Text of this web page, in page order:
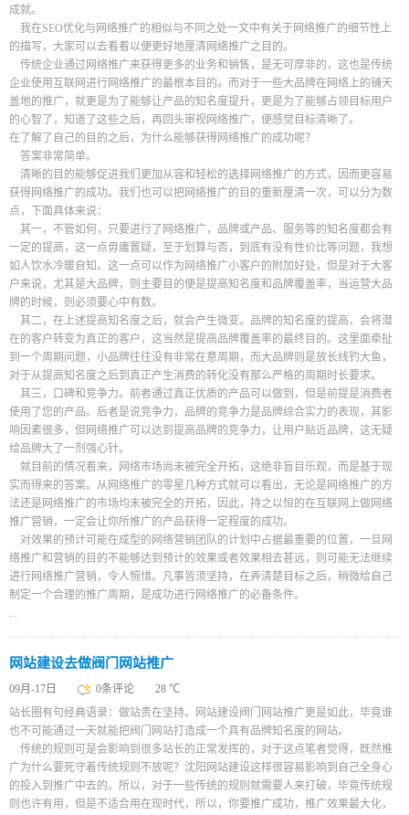
成就。
我在SEO优化与网络推广的相似与不同之处一文中有关于网络推广的细节性上
的描写，大家可以去看看以便更好地厘清网络推广之目的。
传统企业通过网络推广来获得更多的业务和销售，是无可厚非的，这也是传统
企业使用互联网进行网络推广的最根本目的。而对于一些大品牌在网络上的铺天
盖地的推广，就更是为了能够让产品的知名度提升，更是为了能够占领目标用户
的心智了，知道了这些之后，再回头审视网络推广，便感觉目标清晰了。
在了解了自己的目的之后，为什么能够获得网络推广的成功呢？
答案非常简单。
清晰的目的能够促进我们更加从容和轻松的选择网络推广的方式，因而更容易
获得网络推广的成功。我们也可以把网络推广的目的重新厘清一次，可以分为数
点，下面具体来说：
其一，不管如何，只要进行了网络推广，品牌或产品、服务等的知名度都会有
一定的提高，这一点毋庸置疑，至于划算与否，到底有没有性价比等问题，我想
如人饮水冷暖自知。这一点可以作为网络推广小客户的附加好处，但是对于大客
户来说，尤其是大品牌，则主要目的便是提高知名度和品牌覆盖率，当运营大品
牌的时候，则必须要心中有数。
其二，在上述提高知名度之后，就会产生微变。品牌的知名度的提高，会将潜
在的客户转变为真正的客户，这当然是提高品牌覆盖率的最终目的。这里面牵扯
到一个周期问题，小品牌往往没有非常在意周期，而大品牌则是放长线钓大鱼，
对于从提高知名度之后到真正产生消费的转化没有那么严格的周期时长要求。
其三，口碑和竞争力。前者通过真正优质的产品可以做到，但是前提是消费者
使用了您的产品。后者是说竞争力，品牌的竞争力是品牌综合实力的表现，其影
响因素很多，但网络推广可以达到提高品牌的竞争力，让用户贴近品牌，这无疑
给品牌大了一剂强心针。
就目前的情况看来，网络市场尚未被完全开拓，这绝非盲目乐观，而是基于现
实而得来的答案。从网络推广的零星几种方式就可以看出，无论是网络推广的方
法还是网络推广的市场均未被完全的开拓，因此，持之以恒的在互联网上做网络
推广营销，一定会让你所推广的产品获得一定程度的成功。
对效果的预计可能在成型的网络营销团队的计划中占据最重要的位置，一旦网
络推广和营销的目的不能够达到预计的效果或者效果相去甚远，则可能无法继续
进行网络推广营销，令人惋惜。凡事皆须坚持，在弄清楚目标之后，稍微给自己
制定一个合理的推广周期，是成功进行网络推广的必备条件。
...
网站建设去做阀门网站推广
09月-17日 0条评论
28 ℃
站长圈有句经典语录：做站贵在坚持。网站建设阀门网站推广更是如此，毕竟谁
也不可能通过一天就能把阀门网站打造成一个具有品牌知名度的网站。
传统的规则可是会影响到很多站长的正常发挥的，对于这点笔者觉得，既然推
广为什么要死守着传统规则不放呢？沈阳网站建设这样很容易影响到自己全身心
的投入到推广中去的。所以，对于一些传统的规则就需要人来打破，毕竟传统规
则也许有用，但是不适合用在现时代，所以，你要推广成功，推广效果最大化，